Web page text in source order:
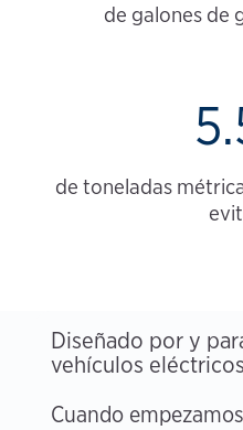
de galones de
de toneladas
Diseñado por y
vehículos eléctricos
Cuando